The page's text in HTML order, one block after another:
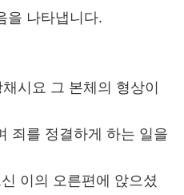
을 나타냅니다.
시요 그 본체의 형상이
죄를 정결하게 하는 일을
이의 오른편에 앉으셨